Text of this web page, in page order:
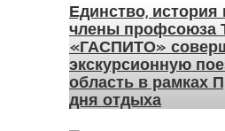
Единство, история
члены профсоюза
«ГАСПИТО»
экскурсионную
область в рамках
дня отдыха